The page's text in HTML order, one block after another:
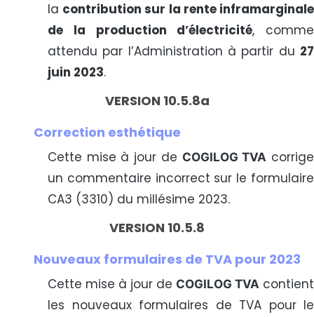
la contribution sur la rente inframarginale
de la production d’électricité, comme
attendu par l’Administration à partir du 27
juin 2023.
VERSION 10.5.8a
Correction esthétique
Cette mise à jour de COGILOG TVA corrige
un commentaire incorrect sur le formulaire
CA3 (3310) du millésime 2023.
VERSION 10.5.8
Nouveaux formulaires de TVA pour 2023
Cette mise à jour de COGILOG TVA contient
les nouveaux formulaires de TVA pour le